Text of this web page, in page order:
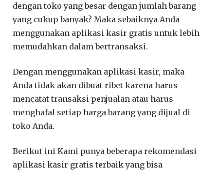
dengan toko yang besar dengan jumlah barang
yang cukup banyak? Maka sebaiknya Anda
menggunakan aplikasi kasir gratis untuk lebih
memudahkan dalam bertransaksi.
Dengan menggunakan aplikasi kasir, maka
Anda tidak akan dibuat ribet karena harus
mencatat transaksi penjualan atau harus
menghafal setiap harga barang yang dijual di
toko Anda.
Berikut ini Kami punya beberapa rekomendasi
aplikasi kasir gratis terbaik yang bisa